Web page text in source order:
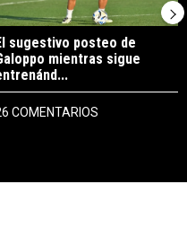
sugestivo posteo de
mientras sigue
COMENTARIOS